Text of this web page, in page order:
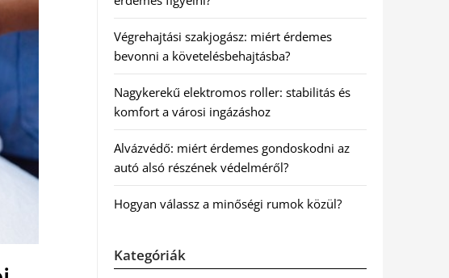
Végrehajtási szakjogász: miért érdemes
bevonni a követelésbehajtásba?
Nagykerekű elektromos roller: stabilitás és
komfort a városi ingázáshoz
Alvázvédő: miért érdemes gondoskodni az
autó alsó részének védelméről?
Hogyan válassz a minőségi rumok közül?
Kategóriák